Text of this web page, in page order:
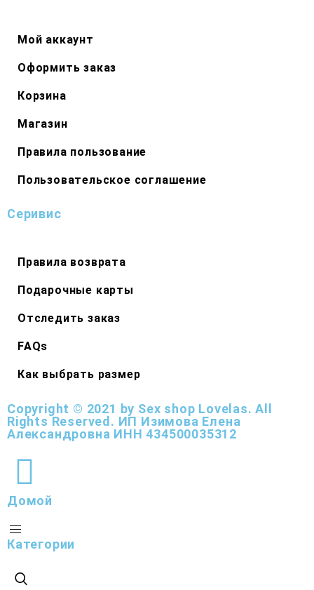
Мой аккаунт
Оформить заказ
Корзина
Магазин
Правила пользование
Пользовательское соглашение
Серивис
Правила возврата
Подарочные карты
Отследить заказ
FAQs
Как выбрать размер
Copyright © 2021 by Sex shop Lovelas. All
Rights Reserved. ИП Изимова Елена
Александровна ИНН 434500035312
Домой
Категории